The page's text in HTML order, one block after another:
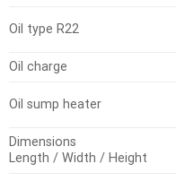
Oil type R22
Oil charge
Oil sump heater
Dimensions
Length / Width / Height